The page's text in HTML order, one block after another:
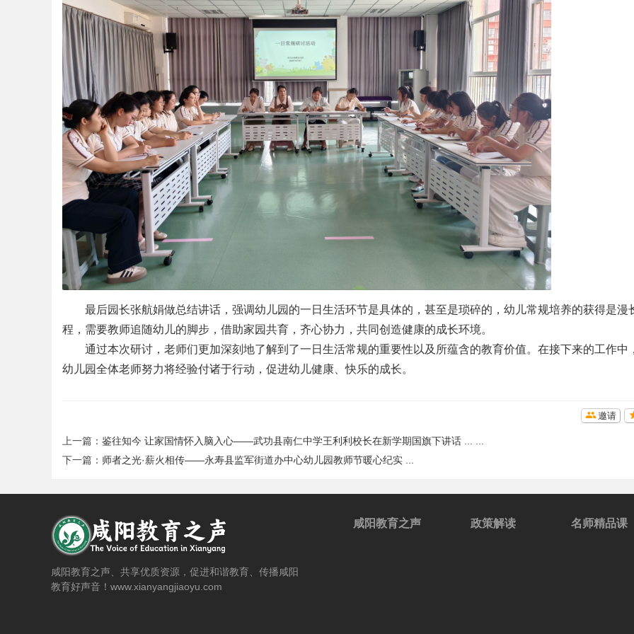
最后园长张航娟做总结讲话，强调幼儿园的一日生活环节是具体的，甚至是琐碎的，幼儿常规培养的获得是漫
程，需要教师追随幼儿的脚步，借助家园共育，齐心协力，共同创造健康的成长环境。
通过本次研讨，老师们更加深刻地了解到了一日生活常规的重要性以及所蕴含的教育价值。在接下来的工作中
幼儿园全体老师努力将经验付诸于行动，促进幼儿健康、快乐的成长。
邀请
上一篇： 鉴往知今 让家国情怀入脑入心——武功县南仁中学王利利校长在新学期国旗下讲话 ... ...
下一篇： 师者之光·薪火相传——永寿县监军街道办中心幼儿园教师节暖心纪实 ...
咸阳教育之声、共享优质资源，促进和谐教育、传播咸阳
教育好声音！www.xianyangjiaoyu.com
咸阳教育之声 政策解读 名师精品课